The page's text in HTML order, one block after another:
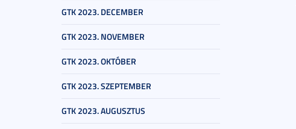
GTK 2023. DECEMBER
GTK 2023. NOVEMBER
GTK 2023. OKTÓBER
GTK 2023. SZEPTEMBER
GTK 2023. AUGUSZTUS